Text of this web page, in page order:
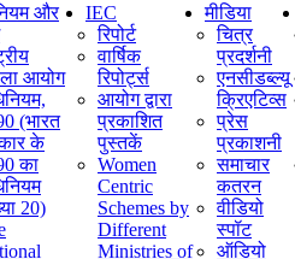
और
आयोग
(भारत
के
का
20)
IEC
रिपोर्ट
वार्षिक
रिपोर्ट्स
आयोग द्वारा
प्रकाशित
पुस्तकें
Women
Centric
Schemes by
Different
Ministries of
मीडिया
चित्र
प्रदर्शनी
एनसीडब्ल्यू
क्रिएटिव्स
प्रेस
प्रकाशनी
समाचार
कतरन
वीडियो
स्पॉट
ऑडियो